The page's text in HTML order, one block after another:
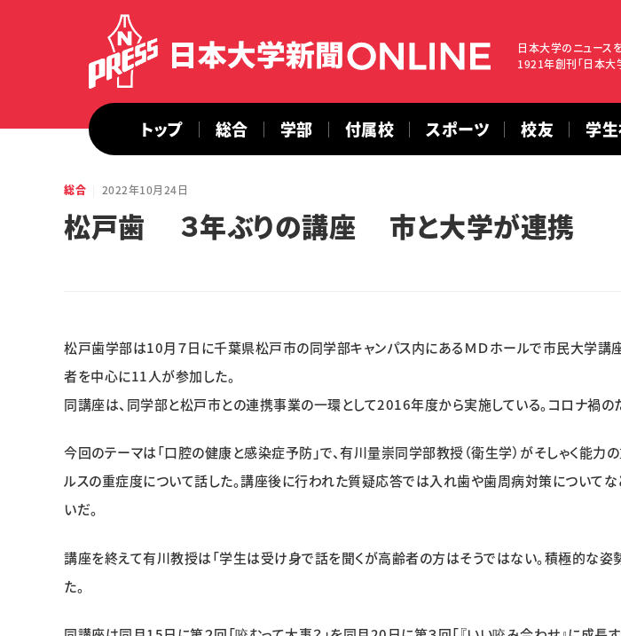
日本大学のニュース
1921年創刊「日本大
トップ 総合 学部 付属校 スポーツ 校友 学
総合 2022年10月24日
松戸歯 ３年ぶりの講座 市と大学が連携
松戸歯学部は10月７日に千葉県松戸市の同学部キャンパス内にあるＭＤホールで市民大学講
者を中心に11人が参加した。
同講座は、同学部と松戸市との連携事業の一環として2016年度から実施している。コロナ禍の
今回のテーマは「口腔の健康と感染症予防」で、有川量崇同学部教授（衛生学）がそしゃく能力
ルスの重症度について話した。講座後に行われた質疑応答では入れ歯や歯周病対策について
いだ。
講座を終えて有川教授は「学生は受け身で話を聞くが高齢者の方はそうではない。積極的な姿
た。